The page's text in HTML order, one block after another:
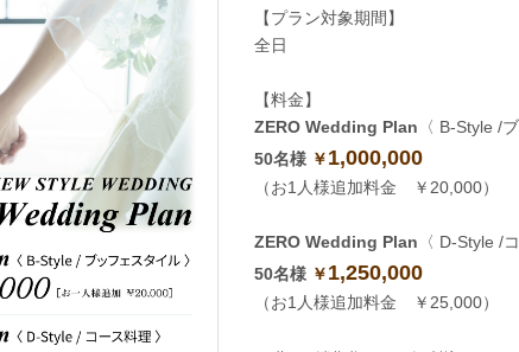
【プラン対象期間】
全日
【料金】
ZERO Wedding Plan 〈 B-Style /
50名様 ￥1,000,000
（お1人様追加料金 ￥20,000）
ZERO Wedding Plan 〈 D-Style /
50名様 ￥1,250,000
（お1人様追加料金 ￥25,000）